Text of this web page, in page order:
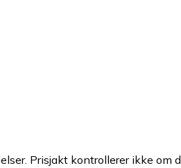
Prisjakt kontrollerer ikke